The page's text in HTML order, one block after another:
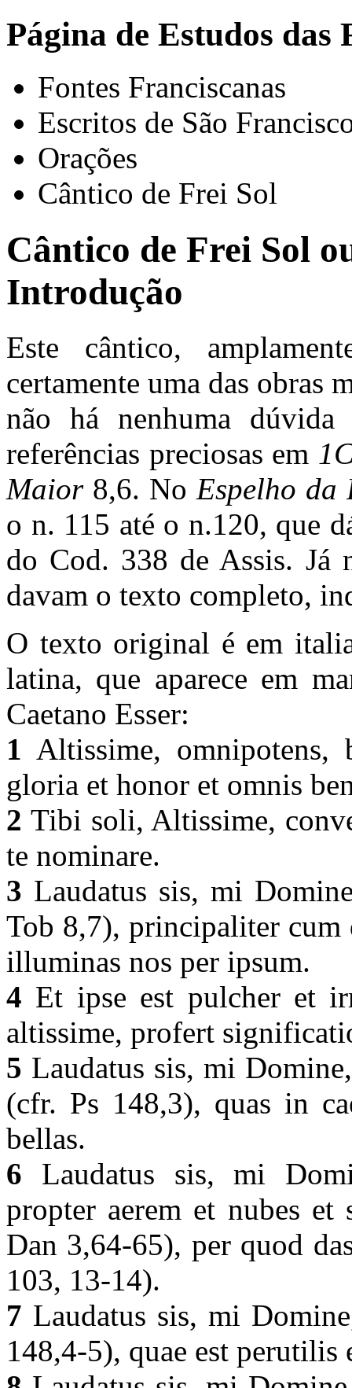
Página de Estudos das
Fontes Franciscanas
Escritos de São
Orações
Cântico de Frei Sol
Cântico de Frei Sol
Introdução
Este cântico,
certamente uma das obras
não há nenhuma dúvida
referências preciosas em
Maior 8,6. No Espelho
o n. 115 até o n.120, que
do Cod. 338 de Assis. Já
davam o texto completo,
O texto original é em
latina, que aparece em
Caetano Esser:
1 Altissime, omnipotens,
gloria et honor et omnis
2 Tibi soli, Altissime,
te nominare.
3 Laudatus sis, mi
Tob 8,7), principaliter cum
illuminas nos per ipsum.
4 Et ipse est pulcher et
altissime, profert
5 Laudatus sis, mi
(cfr. Ps 148,3), quas in
bellas.
6 Laudatus sis, mi
propter aerem et nubes et
Dan 3,64-65), per quod
103, 13-14).
7 Laudatus sis, mi
148,4-5), quae est perutilis